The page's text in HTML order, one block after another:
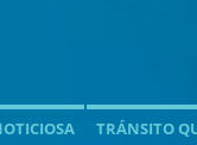
TRÁNSITO